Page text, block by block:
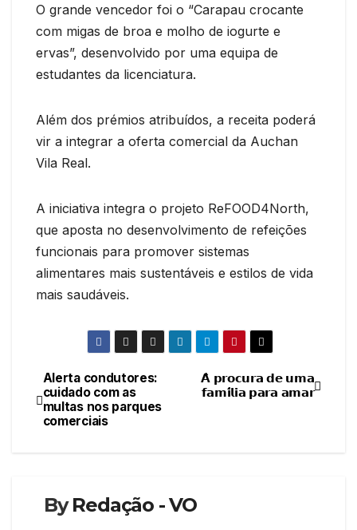
O grande vencedor foi o “Carapau crocante
com migas de broa e molho de iogurte e
ervas”, desenvolvido por uma equipa de
estudantes da licenciatura.
Além dos prémios atribuídos, a receita poderá
vir a integrar a oferta comercial da Auchan
Vila Real.
A iniciativa integra o projeto ReFOOD4North,
que aposta no desenvolvimento de refeições
funcionais para promover sistemas
alimentares mais sustentáveis e estilos de vida
mais saudáveis.
Navegação
de
𝗔̀ 𝗽𝗿𝗼𝗰𝘂𝗿𝗮 𝗱𝗲 𝘂𝗺𝗮
𝗳𝗮𝗺𝗶́𝗹𝗶𝗮 𝗽𝗮𝗿𝗮 𝗮𝗺𝗮𝗿
Alerta condutores:
cuidado com as
multas nos parques
comerciais
ByRedação - VO